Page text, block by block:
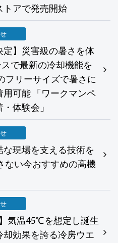
トアで発売開始
定】災害級の暑さを体
で最新の冷却機能を
フリーサイズで暑さに
可能 「ワークマンペ
体験会」
な現場を支える技術を
ない今おすすめの高機
気温45℃を想定し誕生
却効果を誇る冷房ウエ